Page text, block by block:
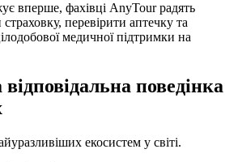
вперше, фахівці AnyTour радять
перевірити аптечку та
медичної підтримки на
поведінка
екосистем у світі.